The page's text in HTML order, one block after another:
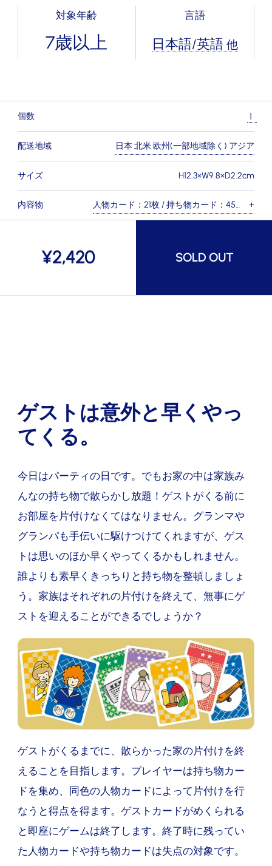
対象年齢
7歳以上
言語
日本語/英語 他
個数
配送地域 日本 北米 欧州(一部地域除く) アジア
サイズ H12.3×W9.8×D2.2cm
内容物
人物カード：21枚 / 持ち物カード：45
枚 / ゲストカード：1枚 / ハウスカー
/ 英語 / フランス語 / 中国語）
×
¥2,420 SOLD OUT
ゲストは意外と早くやっ
てくる。
今日はパーティの日です。でもお家の中は家族み
んなの持ち物で散らかし放題！ゲストがくる前に
お部屋を片付けなくてはなりません。グランマや
グランパも手伝いに駆けつけてくれますが、ゲス
トは思いのほか早くやってくるかもしれません。
誰よりも素早くきっちりと持ち物を整頓しましょ
う。家族はそれぞれの片付けを終えて、無事にゲ
ストを迎えることができるでしょうか？
ゲストがくるまでに、散らかった家の片付けを終
えることを目指します。プレイヤーは持ち物カー
ドを集め、同色の人物カードによって片付けを行
なうと得点を得ます。ゲストカードがめくられる
と即座にゲームは終了します。終了時に残ってい
た人物カードや持ち物カードは失点の対象です。